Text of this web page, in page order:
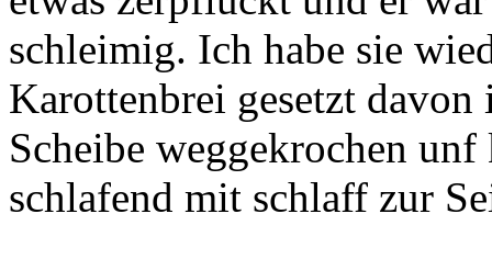
schleimig. Ich habe sie
Karottenbrei gesetzt davon
Scheibe weggekrochen
schlafend mit schlaff zur